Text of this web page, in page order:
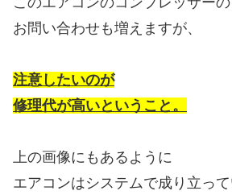
お問い合わせも増えますが、
注意したいのが
修理代が高いということ。
上の画像にもあるように
エアコンはシステムで成り立っ